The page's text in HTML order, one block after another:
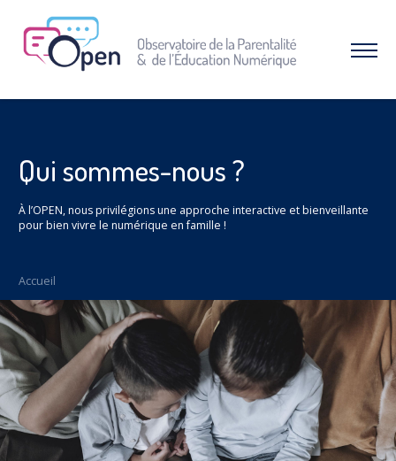
Afficher
le
Qui sommes-nous ?
Nos combats et réussites
RESSOURCES
INTERVENTIONS & FORMATIONS
CAMPAGNES & OPÉRATIONS
SNAP – Sexualité, Numérique, Adolescence &
Prévention
NUAJE : NUmérique et Appropriation par la Jeunesse
Parents Sentinelles des écrans
Qui sommes-nous ?
À l’OPEN, nous privilégions une approche interactive et bienveillante
pour bien vivre le numérique en famille !
Accueil